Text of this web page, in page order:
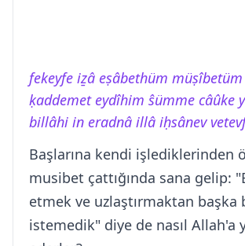
fekeyfe iẕâ eṣâbethüm
ḳaddemet eydîhim ŝümme câûke
billâhi in eradnâ illâ iḥsânev
Başlarına kendi işlediklerinden
musibet çattığında sana gelip:
etmek ve uzlaştırmaktan başka
istemedik" diye de nasıl Allah'a